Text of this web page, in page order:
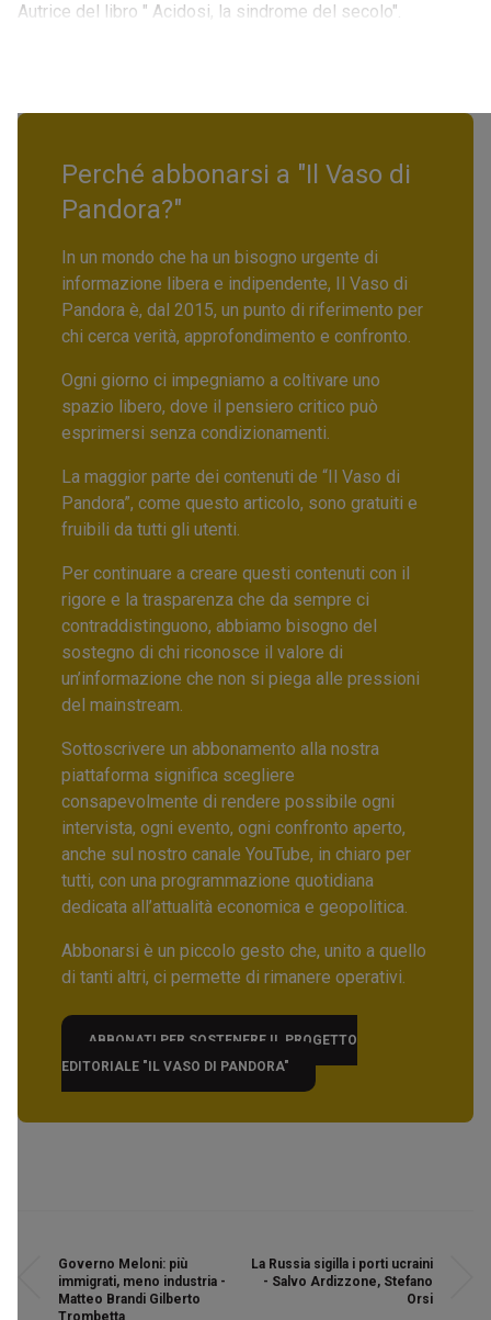
Autrice del libro " Acidosi, la sindrome del secolo".
Perché abbonarsi a "Il Vaso di
Pandora?"
In un mondo che ha un bisogno urgente di
informazione libera e indipendente, Il Vaso di
Pandora è, dal 2015, un punto di riferimento per
chi cerca verità, approfondimento e confronto.
Ogni giorno ci impegniamo a coltivare uno
spazio libero, dove il pensiero critico può
esprimersi senza condizionamenti.
La maggior parte dei contenuti de “Il Vaso di
Pandora”, come questo articolo, sono gratuiti e
fruibili da tutti gli utenti.
Per continuare a creare questi contenuti con il
rigore e la trasparenza che da sempre ci
contraddistinguono, abbiamo bisogno del
sostegno di chi riconosce il valore di
un’informazione che non si piega alle pressioni
del mainstream.
Sottoscrivere un abbonamento alla nostra
piattaforma significa scegliere
consapevolmente di rendere possibile ogni
intervista, ogni evento, ogni confronto aperto,
anche sul nostro canale YouTube, in chiaro per
tutti, con una programmazione quotidiana
dedicata all’attualità economica e geopolitica.
Abbonarsi è un piccolo gesto che, unito a quello
di tanti altri, ci permette di rimanere operativi.
ABBONATI PER SOSTENERE IL PROGETTO
EDITORIALE "IL VASO DI PANDORA"
Governo Meloni: più
immigrati, meno industria -
Matteo Brandi Gilberto
Trombetta
La Russia sigilla i porti ucraini
- Salvo Ardizzone, Stefano
Orsi